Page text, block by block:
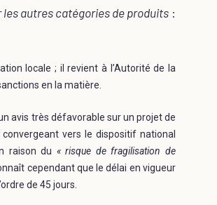
les autres catégories de produits:
locale ; il revient à l’Autorité de la
en la matière.
avis très défavorable sur un projet de
vers le dispositif national
raison du « risque de fragilisation de
cependant que le délai en vigueur
de 45 jours.